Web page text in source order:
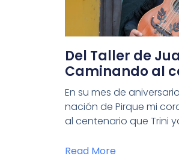
Del Taller de
Caminando al
En su mes de
nación de Pirque mi
al centenario que Trini
Read More